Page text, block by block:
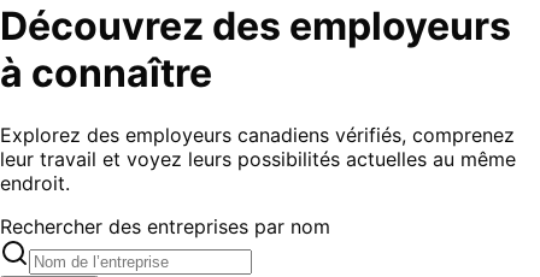
Découvrez des employeurs
à connaître
Explorez des employeurs canadiens vérifiés, comprenez
leur travail et voyez leurs possibilités actuelles au même
endroit.
Rechercher des entreprises par nom